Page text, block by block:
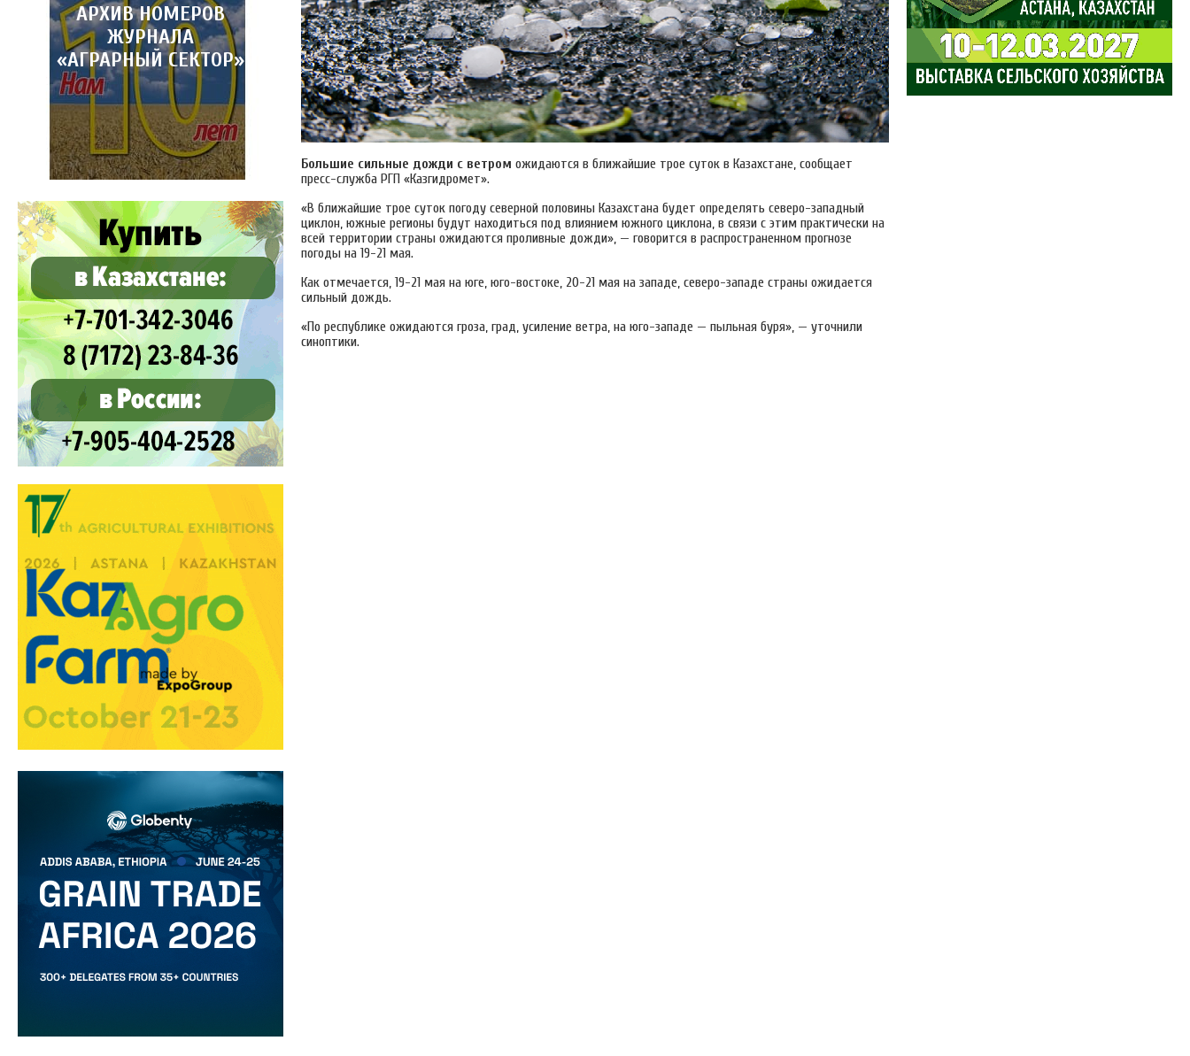
АРХИВ НОМЕРОВ
ЖУРНАЛА
«АГРАРНЫЙ СЕКТОР»
Большие сильные дожди с ветром ожидаются в ближайшие трое суток в Казахстане, сообщает
пресс-служба РГП «Казгидромет».
«В ближайшие трое суток погоду северной половины Казахстана будет определять северо-западный
циклон, южные регионы будут находиться под влиянием южного циклона, в связи с этим практически на
всей территории страны ожидаются проливные дожди», — говорится в распространенном прогнозе
погоды на 19-21 мая.
Как отмечается, 19-21 мая на юге, юго-востоке, 20-21 мая на западе, северо-западе страны ожидается
сильный дождь.
«По республике ожидаются гроза, град, усиление ветра, на юго-западе — пыльная буря», — уточнили
синоптики.